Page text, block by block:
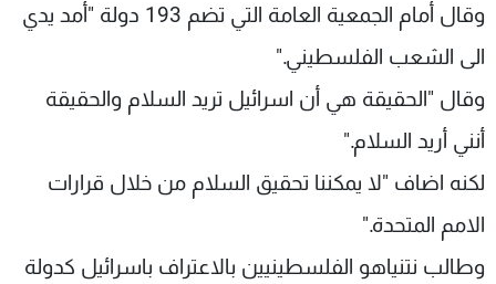
وقال أمام الجمعية العامة التي تضم 193 دولة "أمد يدي
الى الشعب الفلسطيني."
وقال "الحقيقة هي أن اسرائيل تريد السلام والحقيقة
أنني أريد السلام."
لكنه اضاف "لا يمكننا تحقيق السلام من خلال قرارات
الامم المتحدة."
وطالب نتنياهو الفلسطينيين بالاعتراف باسرائيل كدولة